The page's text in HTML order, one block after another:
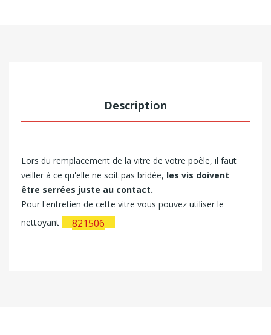
Description
Lors du remplacement de la vitre de votre poêle, il faut
veiller à ce qu'elle ne soit pas bridée, les vis doivent
être serrées juste au contact.
Pour l'entretien de cette vitre vous pouvez utiliser le
nettoyant
821506